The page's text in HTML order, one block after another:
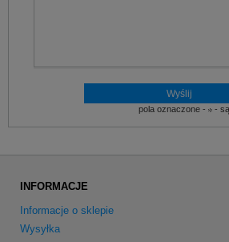
pola oznaczone - - są
INFORMACJE
Informacje o sklepie
Wysyłka